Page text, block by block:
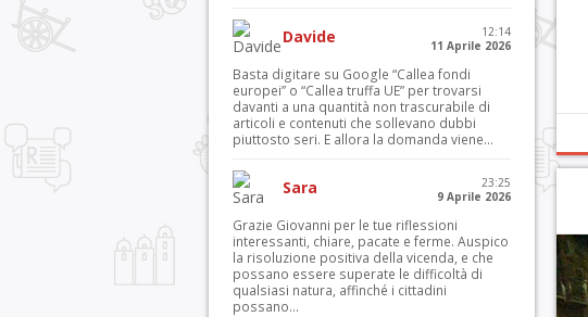
Davide
12:14
11 Aprile 2026
Basta digitare su Google “Callea fondi
europei” o “Callea truffa UE” per trovarsi
davanti a una quantità non trascurabile di
articoli e contenuti che sollevano dubbi
piuttosto seri. E allora la domanda viene...
Sara
23:25
9 Aprile 2026
Grazie Giovanni per le tue riflessioni
interessanti, chiare, pacate e ferme. Auspico
la risoluzione positiva della vicenda, e che
possano essere superate le difficoltà di
qualsiasi natura, affinché i cittadini
possano...